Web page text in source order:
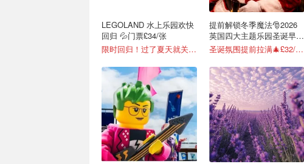
LEGOLAND 水上乐园欢快
回归 💦门票£34/张
限时回归！过了夏天就关闭啦！
提前解锁冬季魔法🎅2026
英国四大主题乐园圣诞早鸟
开抢
圣诞氛围提前拉满🎄£32/人起